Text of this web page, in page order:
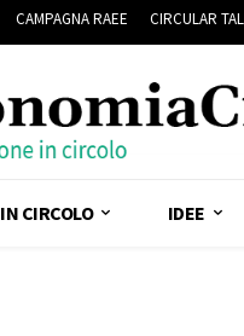
CAMPAGNA RAEE CIRCULAR
IN CIRCOLO IDEE